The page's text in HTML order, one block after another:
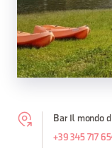
Bar Il mondo
+39 345 717